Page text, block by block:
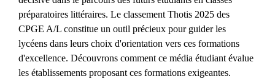
préparatoires littéraires. Le classement Thotis 2025 des
CPGE A/L constitue un outil précieux pour guider les
lycéens dans leurs choix d'orientation vers ces formations
d'excellence. Découvrons comment ce média étudiant évalue
les établissements proposant ces formations exigeantes.